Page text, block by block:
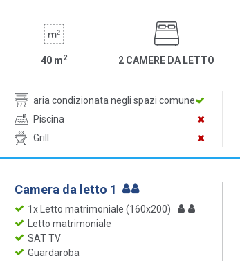
40 m2 2 CAMERE DA LETTO
aria condizionata negli spazi comune
Piscina
Grill
Camera da letto 1
1x Letto matrimoniale (160x200)
Letto matrimoniale
SAT TV
Guardaroba